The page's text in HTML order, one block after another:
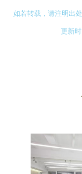
如若转载，请注明出
更新